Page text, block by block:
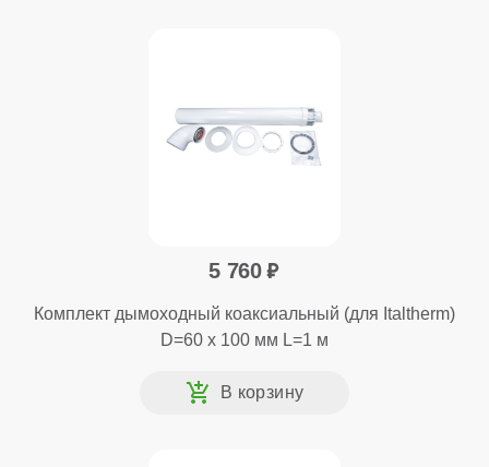
5 760
Комплект дымоходный коаксиальный (для Italtherm)
D=60 x 100 мм L=1 м